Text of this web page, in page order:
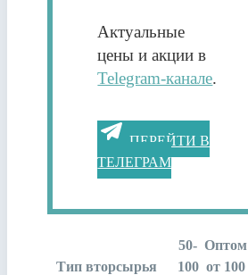
Актуальные
цены и акции в
Telegram-канале.
ПЕРЕЙТИ В
ТЕЛЕГРАМ
Тип вторсырья
50-
100
Оптом
от 100